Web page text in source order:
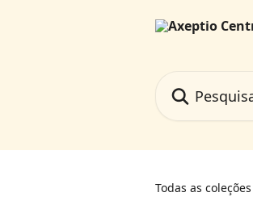
Todas as coleções